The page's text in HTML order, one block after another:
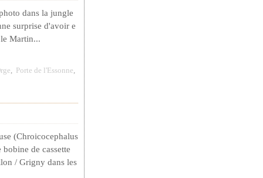
dans la jungle
surprise d'avoir e
Martin...
, Porte de l'Essonne,
(Chroicocephalus
de cassette
/ Grigny dans les